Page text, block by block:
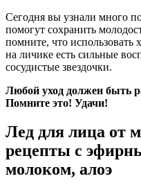
Сегодня вы узнали много
помогут сохранить
помните, что использовать
на личике есть сильные
сосудистые звездочки.
Любой уход должен быть
Помните это! Удачи!
Лед для лица от
рецепты с
молоком, алоэ